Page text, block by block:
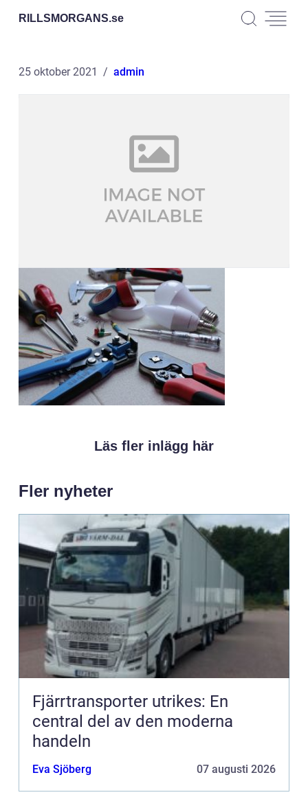
RILLSMORGANS.se
25 oktober 2021 admin
Läs fler inlägg här
Fler nyheter
Fjärrtransporter utrikes: En
central del av den moderna
handeln
Eva Sjöberg 07 augusti 2026